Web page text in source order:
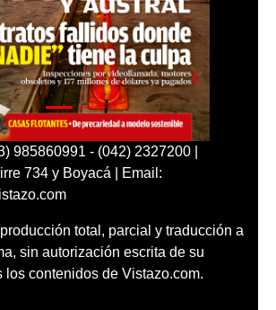
985860991 - (042) 2327200 |
734 y Boyacá | Email:
total, parcial y traducción a
sin autorización escrita de su
los contenidos de Vistazo.com.